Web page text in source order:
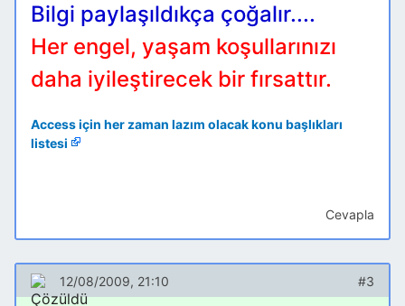
Bilgi paylaşıldıkça çoğalır....
Her engel, yaşam koşullarınızı
daha iyileştirecek bir fırsattır.
Access için her zaman lazım olacak konu başlıkları
listesi
Cevapla
12/08/2009, 21:10 #3